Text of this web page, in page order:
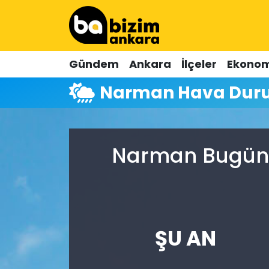
Gündem Ankara İlçeler
Narman Hava
Narman
ŞU AN
Hava Durumu
Trafik Durumu
Süper Lig Puan Durumu ve Fikstür